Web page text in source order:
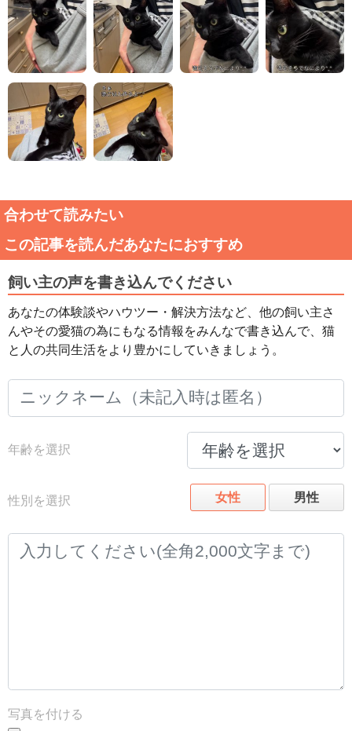
合わせて読みたい
この記事を読んだあなたにおすすめ
飼い主の声を書き込んでください
あなたの体験談やハウツー・解決方法など、他の飼い主さ
んやその愛猫の為にもなる情報をみんなで書き込んで、猫
と人の共同生活をより豊かにしていきましょう。
年齢を選択
性別を選択 女性 男性
写真を付ける